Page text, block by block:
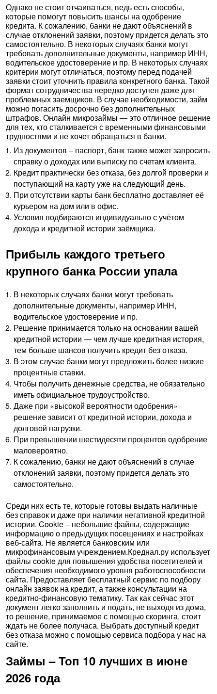
Однако не стоит отчаиваться, ведь есть способы,
которые помогут повысить шансы на одобрение
кредита. К сожалению, банки не дают объяснений в
случае отклонений заявки, поэтому придется делать это
самостоятельно. В некоторых случаях банки могут
требовать дополнительные документы, например ИНН,
водительское удостоверение и пр. В некоторых случаях
критерии могут отличаться, поэтому перед подачей
заявки стоит уточнить правила конкретного банка. Такой
формат сотрудничества нередко доступен даже для
проблемных заемщиков. В случае необходимости, займ
можно погасить досрочно без дополнительных
штрафов. Онлайн микрозаймы — это отличное решение
для тех, кто сталкивается с временными финансовыми
трудностями и не хочет обращаться в банки.
Из документов – паспорт, банк также может запросить
справку о доходах или выписку по счетам клиента.
Кредит практически без отказа, без долгой проверки и
поступающий на карту уже на следующий день.
При отсутствии карты банк бесплатно доставляет её
курьером на дом или в офис.
Условия подбираются индивидуально с учётом
дохода и кредитной истории заёмщика.
Прибыль каждого третьего
крупного банка России упала
В некоторых случаях банки могут требовать
дополнительные документы, например ИНН,
водительское удостоверение и пр.
Решение принимается только на основании вашей
кредитной истории — чем лучше кредитная история,
тем больше шансов получить кредит без отказа.
В этом случае банки могут предложить более низкие
процентные ставки.
Чтобы получить денежные средства, не обязательно
иметь официальное трудоустройство.
Даже при «высокой вероятности одобрения»
решение зависит от кредитной истории, дохода и
долговой нагрузки.
При превышении шестидесяти процентов одобрение
маловероятно.
К сожалению, банки не дают объяснений в случае
отклонений заявки, поэтому придется делать это
самостоятельно.
Среди них есть те, которые готовы выдать наличные
без справок и даже при наличии негативной кредитной
истории. Cookie – небольшие файлы, содержащие
информацию о предыдущих посещениях и настройках
веб-сайта. Не является банковским или
микрофинансовым учреждением.Креднал.ру использует
файлы cookie для повышения удобства посетителей и
обеспечения необходимого уровня работоспособности
сайта. Предоставляет бесплатный сервис по подбору
онлайн заявок на кредит, а также консультации на
кредитно-финансовую тематику. Так как сейчас этот
документ легко заполнить и подать, не выходя из дома,
то решение, принимаемое с помощью скоринга, стоит
ждать не более получаса. Выбрать доступный кредит
без отказа можно с помощью сервиса подбора у нас на
сайте.
Займы – Топ 10 лучших в июне
2026 года